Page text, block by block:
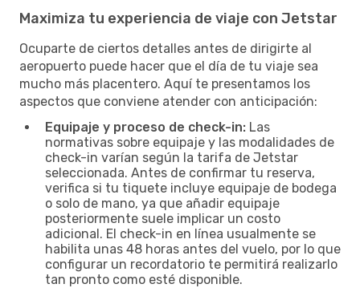
Maximiza tu experiencia de viaje con Jetstar
Ocuparte de ciertos detalles antes de dirigirte al
aeropuerto puede hacer que el día de tu viaje sea
mucho más placentero. Aquí te presentamos los
aspectos que conviene atender con anticipación:
Equipaje y proceso de check-in: Las
normativas sobre equipaje y las modalidades de
check-in varían según la tarifa de Jetstar
seleccionada. Antes de confirmar tu reserva,
verifica si tu tiquete incluye equipaje de bodega
o solo de mano, ya que añadir equipaje
posteriormente suele implicar un costo
adicional. El check-in en línea usualmente se
habilita unas 48 horas antes del vuelo, por lo que
configurar un recordatorio te permitirá realizarlo
tan pronto como esté disponible.